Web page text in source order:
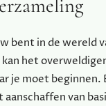
bent in de wereld
kan het
je moet beginnen.
aanschaffen van